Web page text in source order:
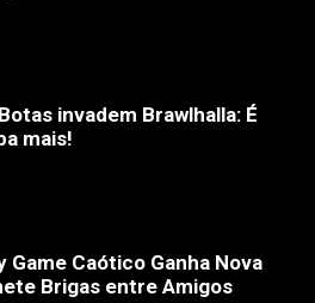
invadem Brawlhalla: É
mais!
Game Caótico Ganha Nova
Brigas entre Amigos